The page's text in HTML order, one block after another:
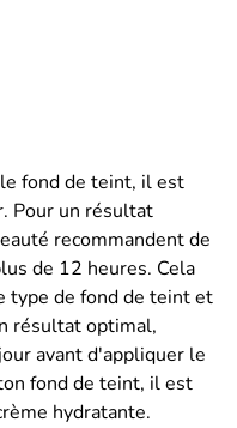
fond de teint, il est
Pour un résultat
recommandent de
de 12 heures. Cela
type de fond de teint et
résultat optimal,
avant d'appliquer le
fond de teint, il est
hydratante.